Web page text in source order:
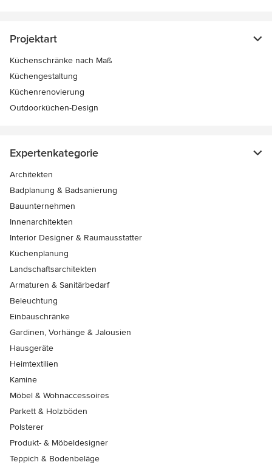
Projektart
Küchenschränke nach Maß
Küchengestaltung
Küchenrenovierung
Outdoorküchen-Design
Expertenkategorie
Architekten
Badplanung & Badsanierung
Bauunternehmen
Innenarchitekten
Interior Designer & Raumausstatter
Küchenplanung
Landschaftsarchitekten
Armaturen & Sanitärbedarf
Beleuchtung
Einbauschränke
Gardinen, Vorhänge & Jalousien
Hausgeräte
Heimtextilien
Kamine
Möbel & Wohnaccessoires
Parkett & Holzböden
Polsterer
Produkt- & Möbeldesigner
Teppich & Bodenbeläge